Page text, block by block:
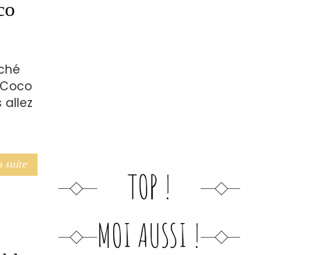
allez
suite
TOP !
MOI AUSSI !